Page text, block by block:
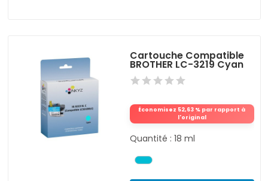
Cartouche Compatible
BROTHER LC-3219 Cyan
Économisez 52,63 % par rapport à
l'original
Quantité : 18 ml